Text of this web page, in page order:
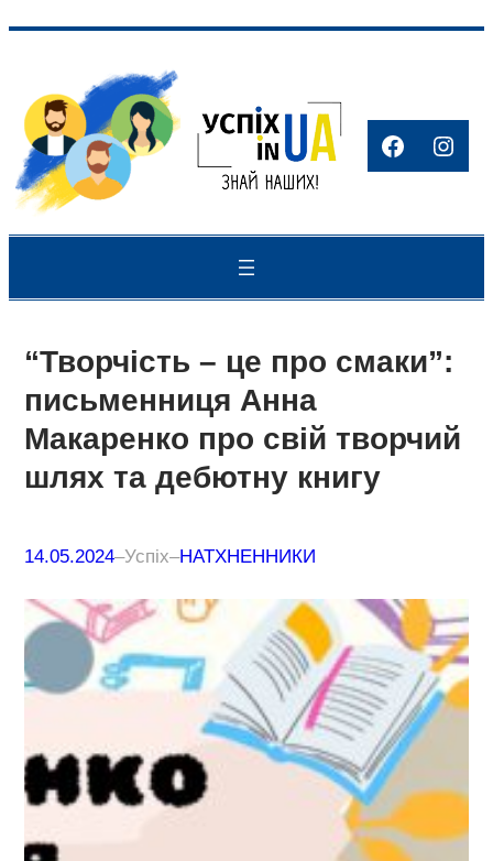
вмісту
Facebook
“Творчість – це про смаки”:
письменниця Анна
Макаренко про свій творчий
шлях та дебютну книгу
14.05.2024–Успіх–НАТХНЕННИКИ